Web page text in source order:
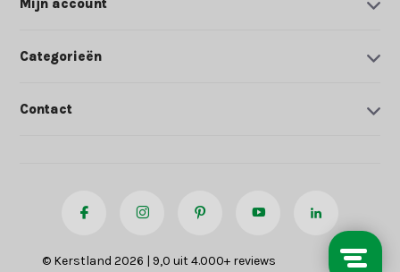
Categorieën
Contact
© Kerstland 2026 | 9,0 uit 4.000+ reviews